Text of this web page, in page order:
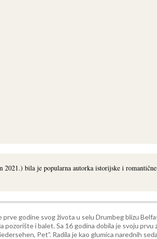
bila je popularna autorka istorijske i
godine svog života u selu Drumbeg blizu
i balet. Sa 16 godina dobila je svoju
Pet”. Radila je kao glumica narednih